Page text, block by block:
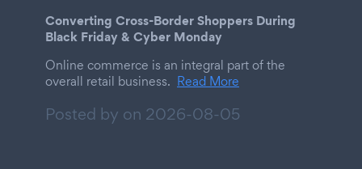
Converting Cross-Border Shoppers During
Black Friday & Cyber Monday
Online commerce is an integral part of the
overall retail business. Read More
Posted by on 2026-08-05